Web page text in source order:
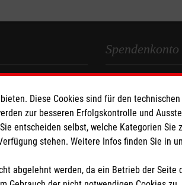
Spendenkonto
Bank: Pax-Bank
IBAN:
BIC:
Diese Cookies sind für den
zur besseren Erfolgskontrolle und
entscheiden selbst, welche Kategorien
stehen. Weitere Infos finden Sie in
abgelehnt werden, da ein Betrieb der